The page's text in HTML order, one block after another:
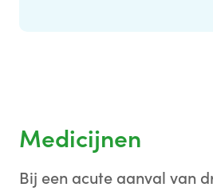
Medicijnen
Bij een acute aanval van